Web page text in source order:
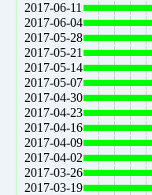
2017-06-11
2017-06-04
2017-05-28
2017-05-21
2017-05-14
2017-05-07
2017-04-30
2017-04-23
2017-04-16
2017-04-09
2017-04-02
2017-03-26
2017-03-19